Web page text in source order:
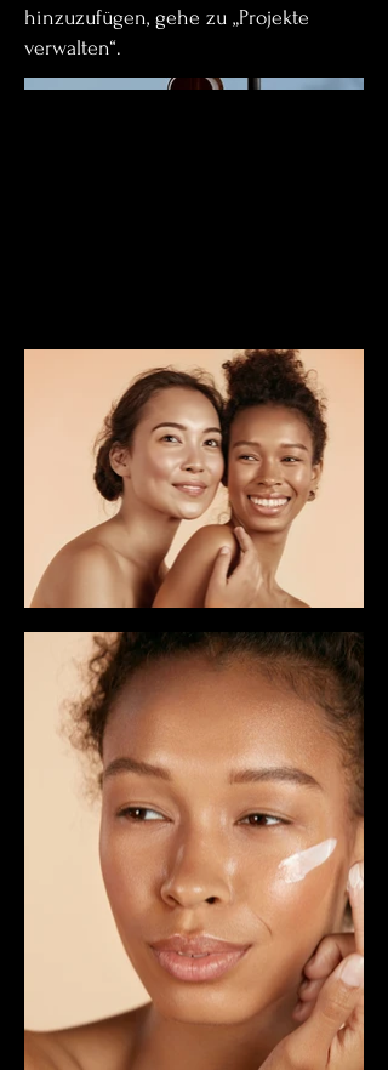
hinzuzufügen, gehe zu „Projekte
verwalten“.